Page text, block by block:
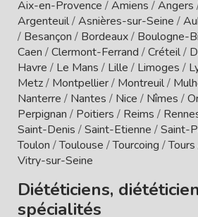
Aix-en-Provence /Amiens /Angers
Argenteuil/Asnières-sur-Seine /
/ Besançon / Bordeaux/ Boulogne-
Caen /Clermont-Ferrand /Créteil/
Havre / Le Mans / Lille / Limoges /
Metz/ Montpellier/ Montreuil/
Nanterre / Nantes / Nice / Nîmes /
Perpignan / Poitiers / Reims /
Saint-Denis /Saint-Etienne /Saint-
Toulon /Toulouse /Tourcoing /Tours
Vitry-sur-Seine
Diététiciens,
spécialités